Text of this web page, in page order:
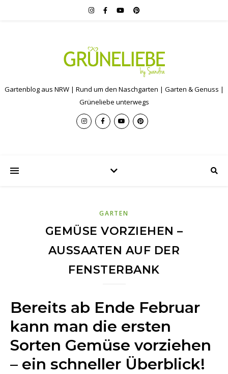
Gartenblog aus NRW | Rund um den Naschgarten | Garten & Genuss |
Grüneliebe unterwegs
GARTEN
GEMÜSE VORZIEHEN –
AUSSAATEN AUF DER
FENSTERBANK
Bereits ab Ende Februar
kann man die ersten
Sorten Gemüse vorziehen
– ein schneller Überblick!